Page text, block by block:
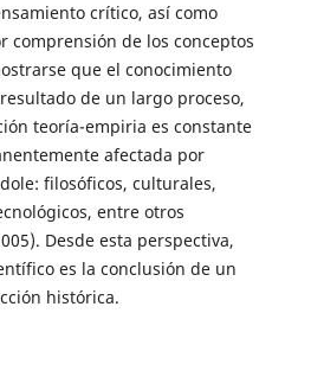
crítico, así como
comprensión de los conceptos
que el conocimiento
de un largo proceso,
teoría-empiria es constante
afectada por
filosóficos, culturales,
entre otros
Desde esta perspectiva,
es la conclusión de un
histórica.